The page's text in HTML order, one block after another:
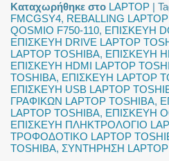
Καταχωρήθηκε στο LAPTOP |
FMCGSY4, REBALLING
QOSMIO F750-110, ΕΠΙΣΚΕΥΗ
ΕΠΙΣΚΕΥΗ DRIVE LAPTOP
LAPTOP TOSHIBA, ΕΠΙΣΚΕΥΗ
ΕΠΙΣΚΕΥΗ HDMI LAPTOP
TOSHIBA, ΕΠΙΣΚΕΥΗ LAPTOP
ΕΠΙΣΚΕΥΗ USB LAPTOP
ΓΡΑΦΙΚΩΝ LAPTOP TOSHIBA,
LAPTOP TOSHIBA, ΕΠΙΣΚΕΥΗ
ΕΠΙΣΚΕΥΗ ΠΛΗΚΤΡΟΛΟΓΙΟ
ΤΡΟΦΟΔΟΤΙΚΟ LAPTOP
TOSHIBA, ΣΥΝΤΗΡΗΣΗ LAPTOP